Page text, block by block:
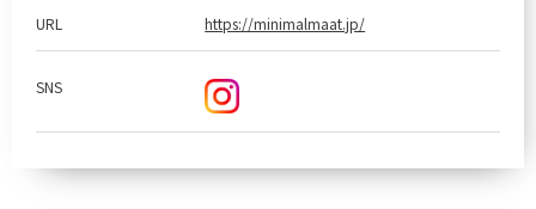
URL https://minimalmaat.jp/
SNS